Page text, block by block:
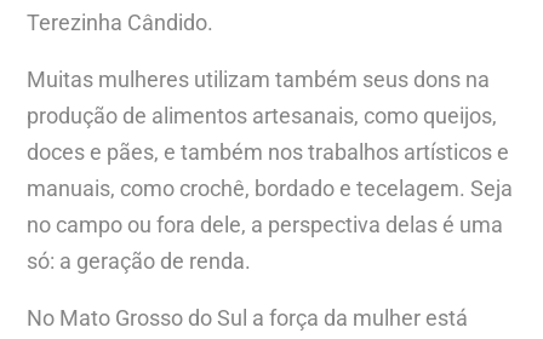
Terezinha Cândido.
Muitas mulheres utilizam também seus dons na
produção de alimentos artesanais, como queijos,
doces e pães, e também nos trabalhos artísticos e
manuais, como crochê, bordado e tecelagem. Seja
no campo ou fora dele, a perspectiva delas é uma
só: a geração de renda.
No Mato Grosso do Sul a força da mulher está